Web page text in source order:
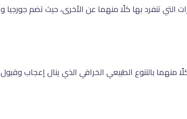
تنفرد بها كلًا منهما عن الأخرى، حيث تضم جورجيا
منهما بالتنوع الطبيعي الخرافي الذي ينال إعجاب وقبول